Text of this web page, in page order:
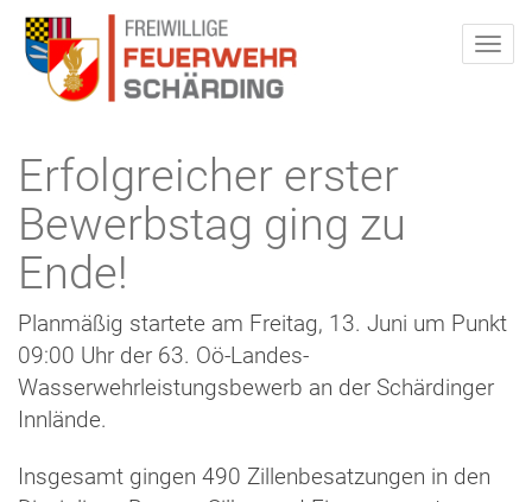
Erfolgreicher erster
Bewerbstag ging zu
Ende!
Planmäßig startete am Freitag, 13. Juni um Punkt
09:00 Uhr der 63. Oö-Landes-
Wasserwehrleistungsbewerb an der Schärdinger
Innlände.
Insgesamt gingen 490 Zillenbesatzungen in den